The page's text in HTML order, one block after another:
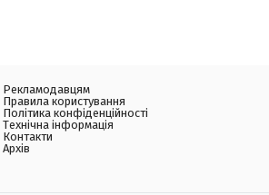
Рекламодавцям
Правила користування
Політика конфіденційності
Технічна інформація
Контакти
Архів